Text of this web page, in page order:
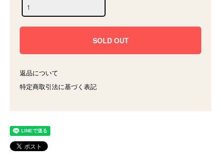
返品について
特定商取引法に基づく表記